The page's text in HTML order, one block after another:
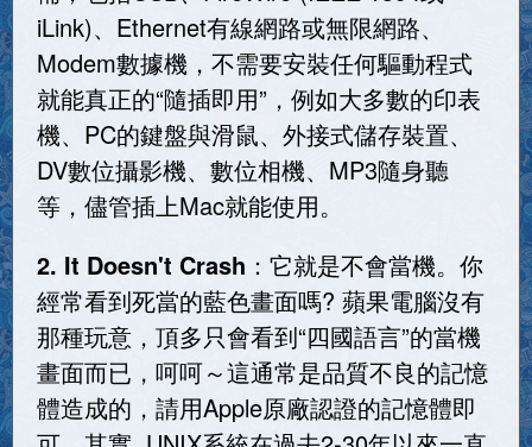
iLink)、Ethernet有線網路或無限網路、
Modem數據機，不需要安裝任何驅動程式
就能真正的“隨插即用”，例如大多數的印表
機、PC的鍵盤與滑鼠、外接式儲存裝置、
DV數位攝影機、數位相機、MP3隨身聽
等，儘管插上Mac就能使用。
2. It Doesn't Crash ：它就是不會當機。你
經常看到死當的藍色畫面嗎? 蘋果電腦沒有
那種玩意，頂多只會看到“四國語言”的當機
畫面而已，呵呵～這通常是品質不良的記憶
體造成的，請用Apple原廠認證的記憶體即